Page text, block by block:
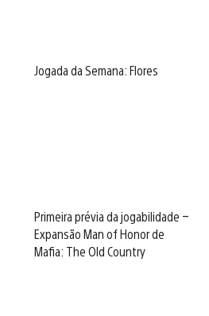
Jogada da Semana: Flores
Primeira prévia da jogabilidade –
Expansão Man of Honor de
Mafia: The Old Country